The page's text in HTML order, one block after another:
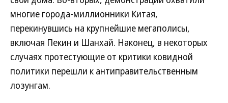
многие города-миллионники Китая,
перекинувшись на крупнейшие мегаполисы,
включая Пекин и Шанхай. Наконец, в некоторых
случаях протестующие от критики ковидной
политики перешли к антиправительственным
лозунгам.